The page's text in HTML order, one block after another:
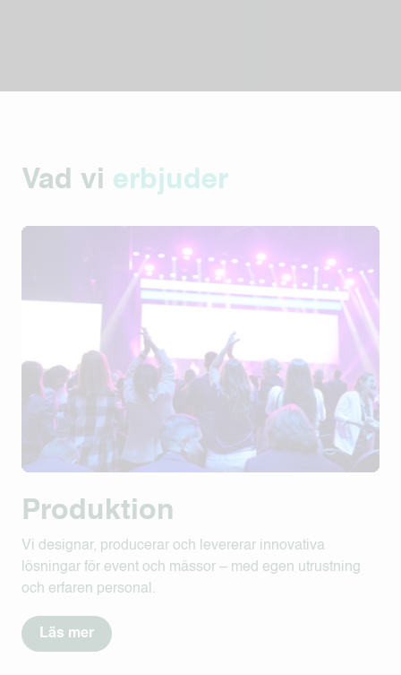
Vad vi erbjuder
Produktion
Vi designar, producerar och levererar innovativa
lösningar för event och mässor – med egen utrustning
och erfaren personal.
Läs mer